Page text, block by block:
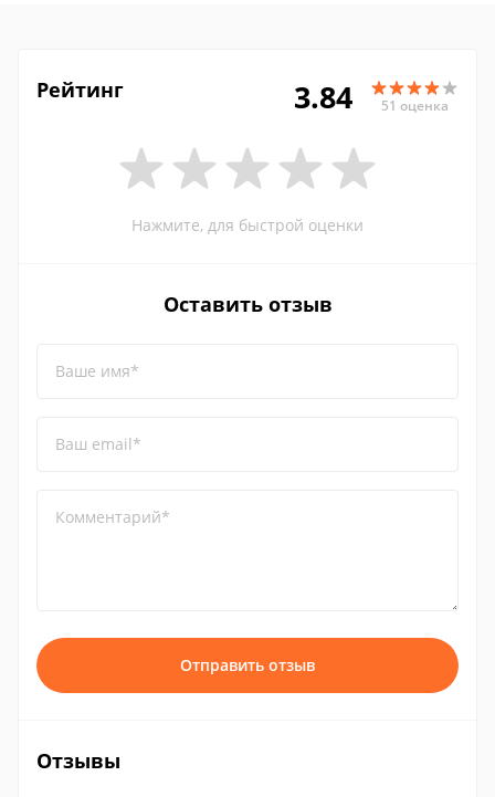
Рейтинг 3.84 51 оценка
Нажмите, для быстрой оценки
Оставить отзыв
Ваше имя*
Ваш email*
Комментарий*
Отправить отзыв
Отзывы